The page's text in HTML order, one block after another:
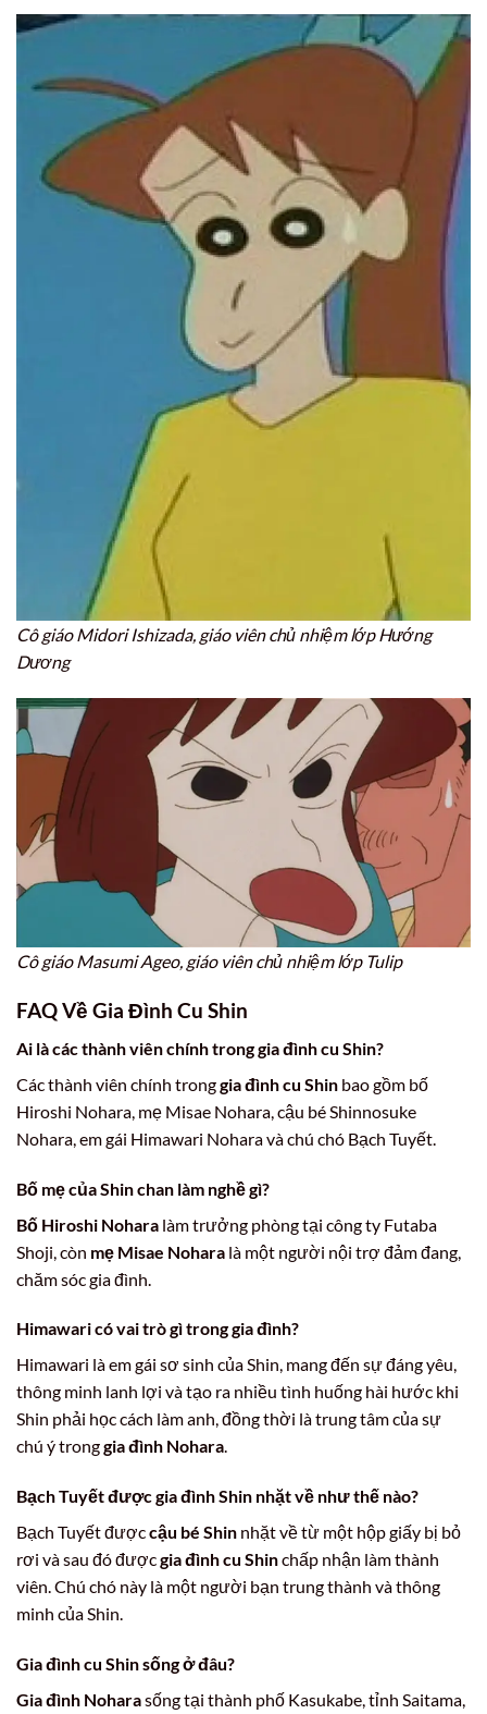
Cô giáo Midori Ishizada, giáo viên chủ nhiệm lớp Hướng
Dương
Cô giáo Masumi Ageo, giáo viên chủ nhiệm lớp Tulip
FAQ Về Gia Đình Cu Shin
Ai là các thành viên chính tronggia đình cu Shin?
Các thành viên chính tronggia đình cu Shin bao gồm bố
Hiroshi Nohara, mẹ Misae Nohara, cậu bé Shinnosuke
Nohara, em gái Himawari Nohara và chú chó Bạch Tuyết.
Bố mẹ của Shin chan làm nghề gì?
Bố Hiroshi Nohara làm trưởng phòng tại công ty Futaba
Shoji, còn mẹ Misae Nohara là một người nội trợ đảm đang,
chăm sóc gia đình.
Himawari có vai trò gì tronggia đình?
Himawari là em gái sơ sinh của Shin, mang đến sự đáng yêu,
thông minh lanh lợi và tạo ra nhiều tình huống hài hước khi
Shin phải học cách làm anh, đồng thời là trung tâm của sự
chú ý tronggia đình Nohara.
Bạch Tuyết đượcgia đình Shin nhặt về như thế nào?
Bạch Tuyết đượccậu bé Shin nhặt về từ một hộp giấy bị bỏ
rơi và sau đó đượcgia đình cu Shinchấp nhận làm thành
viên. Chú chó này là một người bạn trung thành và thông
minh của Shin.
Gia đình cu Shinsống ở đâu?
Gia đình Noharasống tại thành phố Kasukabe, tỉnh Saitama,